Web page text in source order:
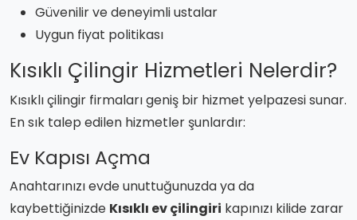
Güvenilir ve deneyimli ustalar
Uygun fiyat politikası
Kısıklı Çilingir Hizmetleri Nelerdir?
Kısıklı çilingir firmaları geniş bir hizmet yelpazesi sunar.
En sık talep edilen hizmetler şunlardır:
Ev Kapısı Açma
Anahtarınızı evde unuttuğunuzda ya da
kaybettiğinizde Kısıklı ev çilingiri kapınızı kilide zarar